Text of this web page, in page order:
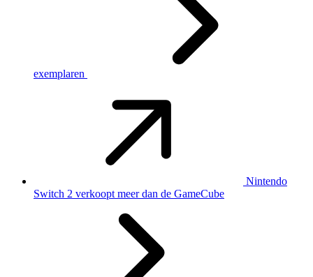
exemplaren
Nintendo
Switch 2 verkoopt meer dan de GameCube